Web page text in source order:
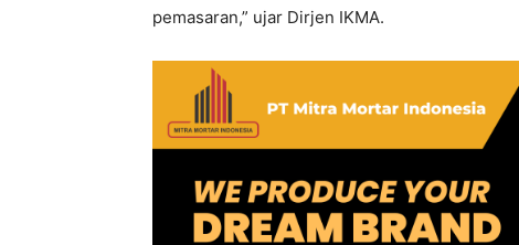
pemasaran,” ujar Dirjen IKMA.